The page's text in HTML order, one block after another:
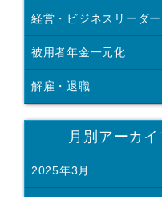
経営・ビジネスリーダー
被用者年金一元化
解雇・退職
月別アーカイ
2025年3月